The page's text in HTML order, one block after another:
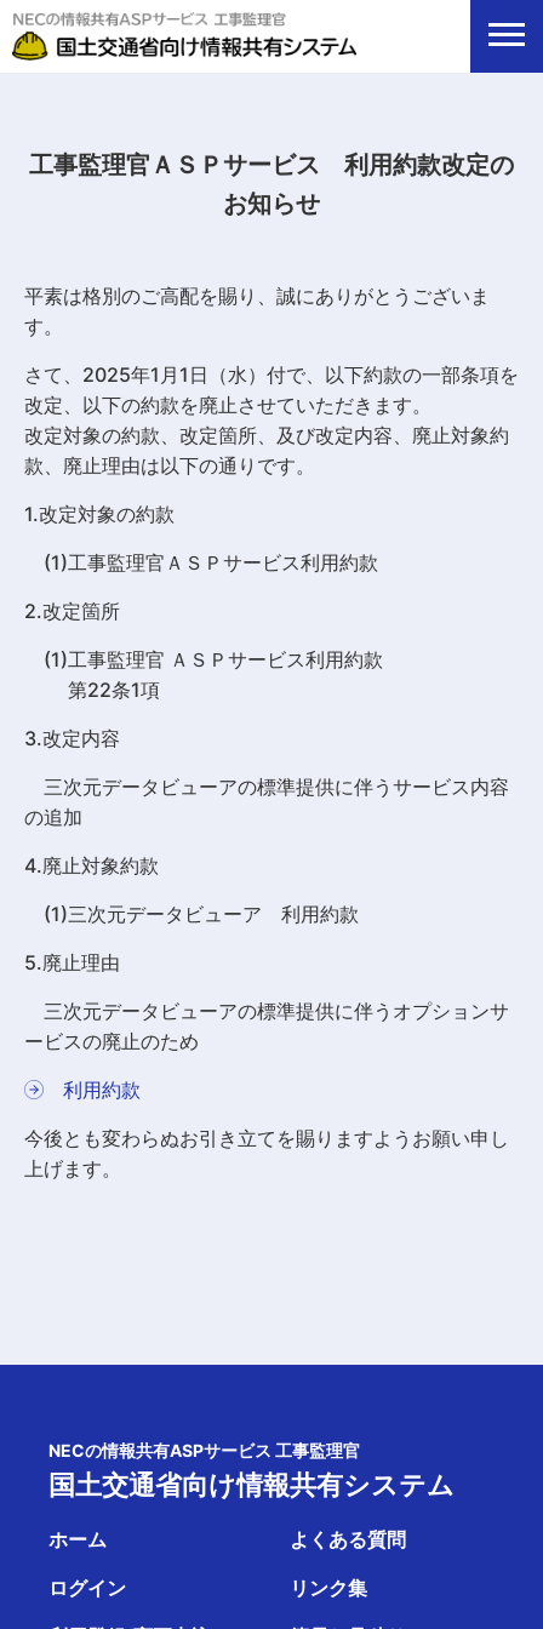
工事監理官ＡＳＰサービス 利用約款改定の
お知らせ
平素は格別のご高配を賜り、誠にありがとうございま
す。
さて、2025年1月1日（水）付で、以下約款の一部条項を
改定、以下の約款を廃止させていただきます。
改定対象の約款、改定箇所、及び改定内容、廃止対象約
款、廃止理由は以下の通りです。
1.改定対象の約款
(1)工事監理官ＡＳＰサービス利用約款
2.改定箇所
(1)工事監理官 ＡＳＰサービス利用約款
第22条1項
3.改定内容
三次元データビューアの標準提供に伴うサービス内容
の追加
4.廃止対象約款
(1)三次元データビューア 利用約款
5.廃止理由
三次元データビューアの標準提供に伴うオプションサ
ービスの廃止のため
利用約款
今後とも変わらぬお引き立てを賜りますようお願い申し
上げます。
NECの情報共有ASPサービス 工事監理官
国土交通省向け情報共有システム
ホーム
ログイン
よくある質問
リンク集